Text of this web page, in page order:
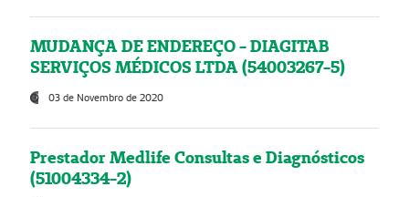
MUDANÇA DE ENDEREÇO - DIAGITAB
SERVIÇOS MÉDICOS LTDA (54003267-5)
03 de Novembro de 2020
Prestador Medlife Consultas e Diagnósticos
(51004334-2)